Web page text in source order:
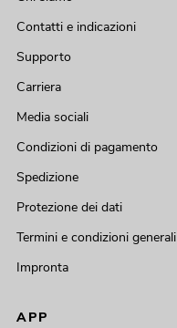
Contatti e indicazioni
Supporto
Carriera
Media sociali
Condizioni di pagamento
Spedizione
Protezione dei dati
Termini e condizioni generali
Impronta
APP